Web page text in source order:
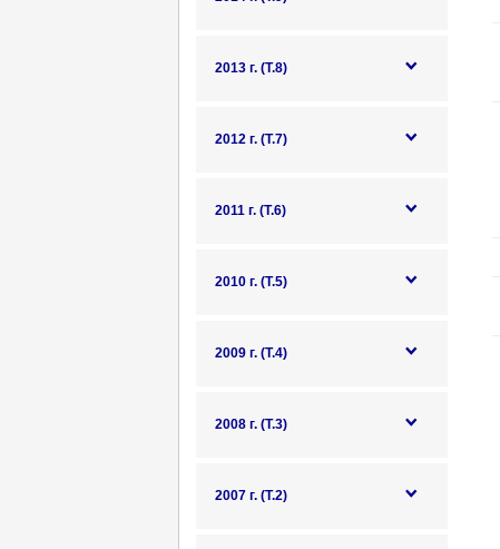
2013 г. (Т.8)
2012 г. (Т.7)
2011 г. (Т.6)
2010 г. (Т.5)
2009 г. (Т.4)
2008 г. (Т.3)
2007 г. (Т.2)